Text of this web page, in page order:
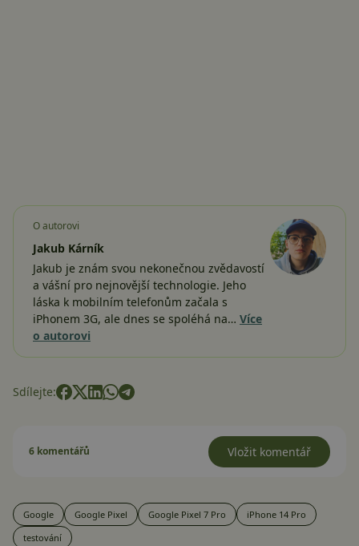
O autorovi
Jakub Kárník
Jakub je znám svou nekonečnou zvědavostí
a vášní pro nejnovější technologie. Jeho
láska k mobilním telefonům začala s
iPhonem 3G, ale dnes se spoléhá na… Více
o autorovi
Sdílejte:
6 komentářů Vložit komentář
Google Google Pixel Google Pixel 7 Pro
iPhone 14 Pro
testování